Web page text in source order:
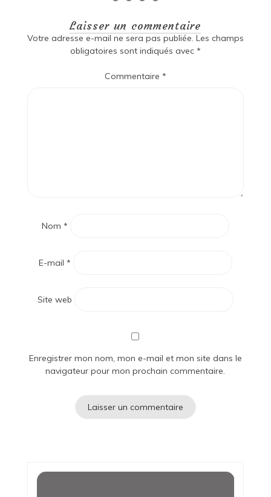
Laisser un commentaire
Votre adresse e-mail ne sera pas publiée. Les champs
obligatoires sont indiqués avec *
Commentaire *
Nom *
E-mail *
Site web
Enregistrer mon nom, mon e-mail et mon site dans le
navigateur pour mon prochain commentaire.